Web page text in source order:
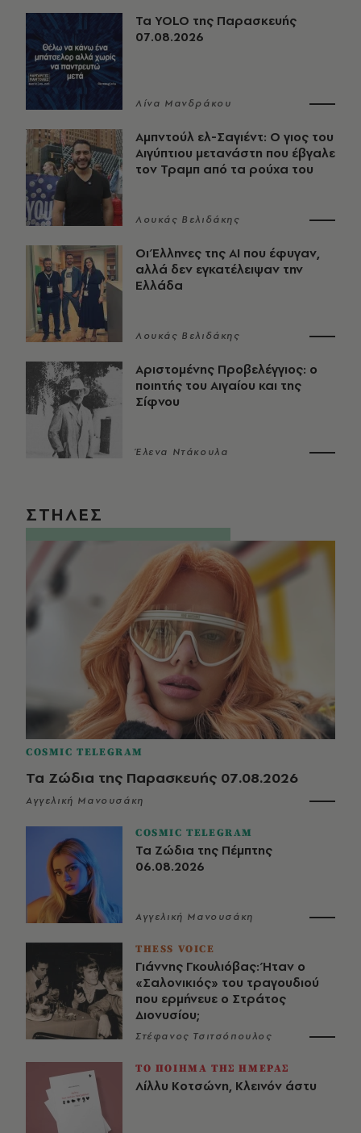
Τα YOLO της Παρασκευής
07.08.2026
Λίνα Μανδράκου
Αμπντούλ ελ-Σαγιέντ: Ο γιος του
Αιγύπτιου μετανάστη που έβγαλε
τον Τραμπ από τα ρούχα του
Λουκάς Βελιδάκης
Οι Έλληνες της ΑΙ που έφυγαν,
αλλά δεν εγκατέλειψαν την
Ελλάδα
Λουκάς Βελιδάκης
Αριστομένης Προβελέγγιος: ο
ποιητής του Αιγαίου και της
Σίφνου
Έλενα Ντάκουλα
ΣΤΗΛΕΣ
COSMIC TELEGRAM
Τα Ζώδια της Παρασκευής 07.08.2026
Αγγελική Μανουσάκη
COSMIC TELEGRAM
Τα Ζώδια της Πέμπτης
06.08.2026
Αγγελική Μανουσάκη
THESS VOICE
Γιάννης Γκουλιόβας: Ήταν ο
«Σαλονικιός» του τραγουδιού
που ερμήνευε ο Στράτος
Διονυσίου;
Στέφανος Τσιτσόπουλος
ΤΟ ΠΟΙΗΜΑ ΤΗΣ ΗΜΕΡΑΣ
Λίλλυ Κοτσώνη, Κλεινόν άστυ